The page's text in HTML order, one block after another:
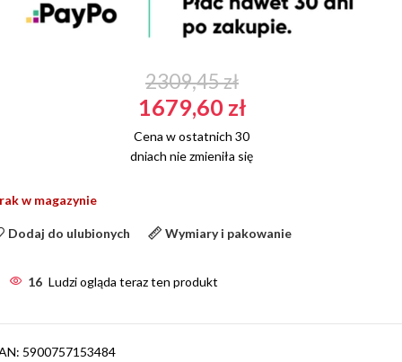
2309,45zł
1679,60 zł
Cena w ostatnich 30
dniach nie zmieniła się
w magazynie
Dodaj do ulubionych Wymiary i pakowanie
16 Ludzi ogląda teraz ten produkt
5900757153484